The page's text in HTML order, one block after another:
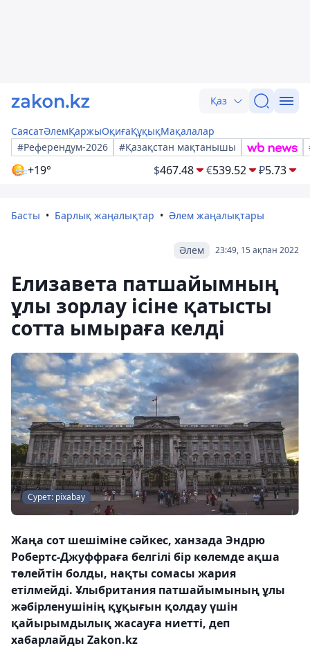
Қаз
СаясатӘлемҚаржыОқиғаҚұқықМақалалар
#Референдум-2026
#Қазақстан мақтанышы
+19° $467.48 €539.52 ₽5.73
Басты Барлық жаңалықтар Әлем жаңалықтары
23:49, 15 ақпан 2022
Әлем
Елизавета патшайымның
ұлы зорлау ісіне қатысты
сотта ымыраға келді
Сурет: pixabay
Жаңа сот шешіміне сәйкес, ханзада Эндрю
Робертс-Джуффраға белгілі бір көлемде ақша
төлейтін болды, нақты сомасы жария
етілмейді. Ұлыбритания патшайымының ұлы
жәбірленушінің құқығын қолдау үшін
қайырымдылық жасауға ниетті, деп
хабарлайды Zakon.kz